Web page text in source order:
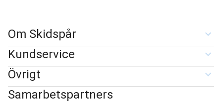
Om Skidspår
Kundservice
Övrigt
Samarbetspartners